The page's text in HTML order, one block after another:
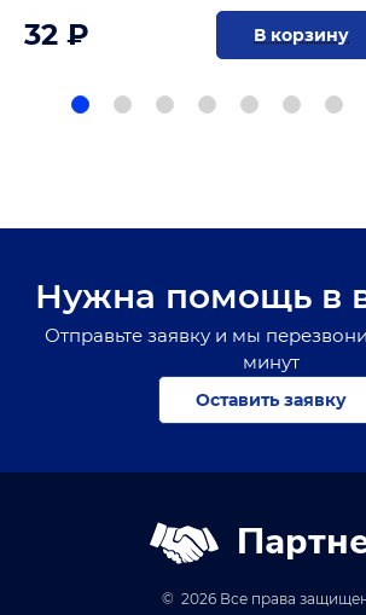
32 ₽ В корзину
Нужна помощь в
Отправьте заявку и мы
минут
Оставить заявку
© 2026 Все права